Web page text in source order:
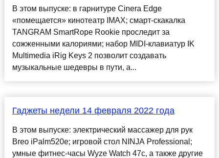
В этом выпуске: в гарнитуре Cinera Edge
«помещается» кинотеатр IMAX; смарт-скакалка
TANGRAM SmartRope Rookie проследит за
сожженными калориями; набор МIDI-клавиатур IK
Multimedia iRig Keys 2 позволит создавать
музыкальные шедевры в пути, а...
Гаджеты недели 14 февраля 2022 года
В этом выпуске: электрический массажер для рук
Breo iPalm520e; игровой стол NINJA Professional;
умные фитнес-часы Wyze Watch 47c, а также другие